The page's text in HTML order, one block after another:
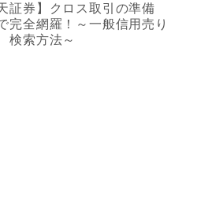
天証券】クロス取引の準備
完全網羅！～一般信用売り
索方法～